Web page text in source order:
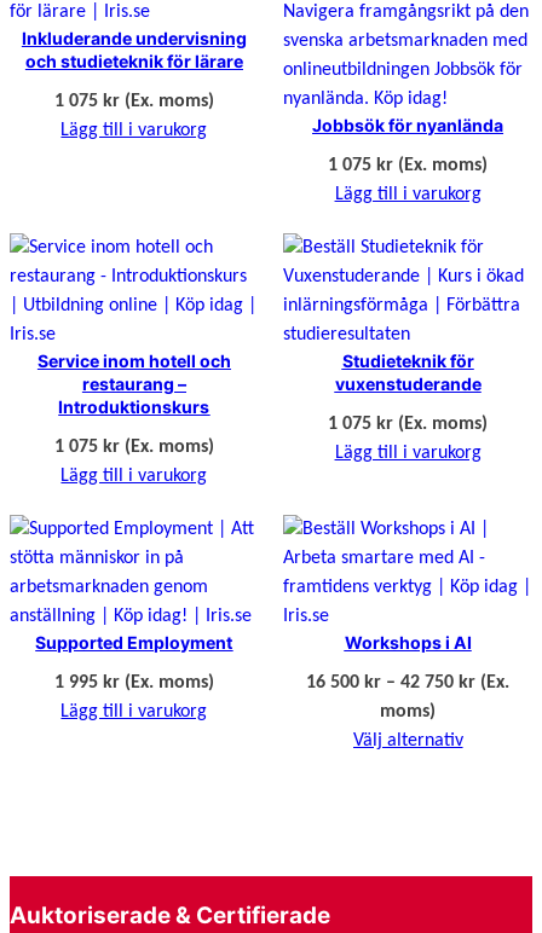
Inkluderande undervisning
och studieteknik för lärare
1 075 kr (Ex. moms)
Lägg till i varukorg
Jobbsök för nyanlända
1 075 kr (Ex. moms)
Lägg till i varukorg
Service inom hotell och
restaurang –
Introduktionskurs
1 075 kr (Ex. moms)
Lägg till i varukorg
Studieteknik för
vuxenstuderande
1 075 kr (Ex. moms)
Lägg till i varukorg
Supported Employment
1 995 kr (Ex. moms)
Lägg till i varukorg
Workshops i AI
16 500kr – 42 750kr (Ex.
moms)
Välj alternativ
Auktoriserade & Certifierade